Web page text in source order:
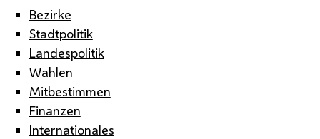
Bezirke
Stadtpolitik
Landespolitik
Wahlen
Mitbestimmen
Finanzen
Internationales